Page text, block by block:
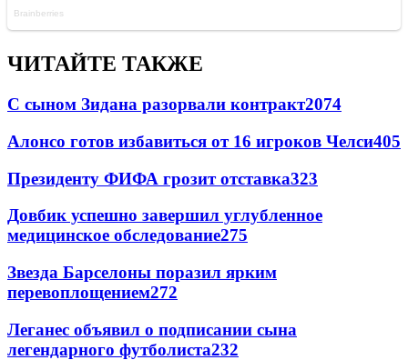
ЧИТАЙТЕ ТАКЖЕ
С сыном Зидана разорвали контракт2074
Алонсо готов избавиться от 16 игроков Челси405
Президенту ФИФА грозит отставка323
Довбик успешно завершил углубленное
медицинское обследование275
Звезда Барселоны поразил ярким
перевоплощением272
Леганес объявил о подписании сына
легендарного футболиста232